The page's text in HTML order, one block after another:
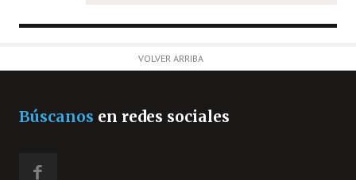
VOLVER ARRIBA
Búscanos en redes sociales